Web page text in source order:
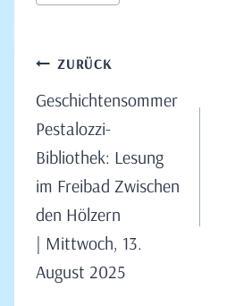
Beitragsnavigation
ZURÜCK
Geschichtensommer
Pestalozzi-
Bibliothek: Lesung
im Freibad Zwischen
den Hölzern
| Mittwoch, 13.
August 2025